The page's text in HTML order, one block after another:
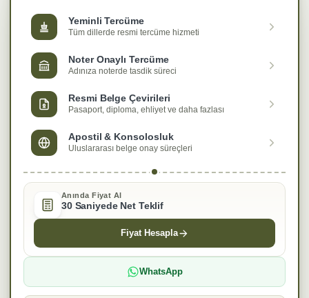
Yeminli Tercüme
Tüm dillerde resmi tercüme hizmeti
Noter Onaylı Tercüme
Adınıza noterde tasdik süreci
Resmi Belge Çevirileri
Pasaport, diploma, ehliyet ve daha fazlası
Apostil & Konsolosluk
Uluslararası belge onay süreçleri
Anında Fiyat Al
30 Saniyede Net Teklif
Fiyat Hesapla
WhatsApp